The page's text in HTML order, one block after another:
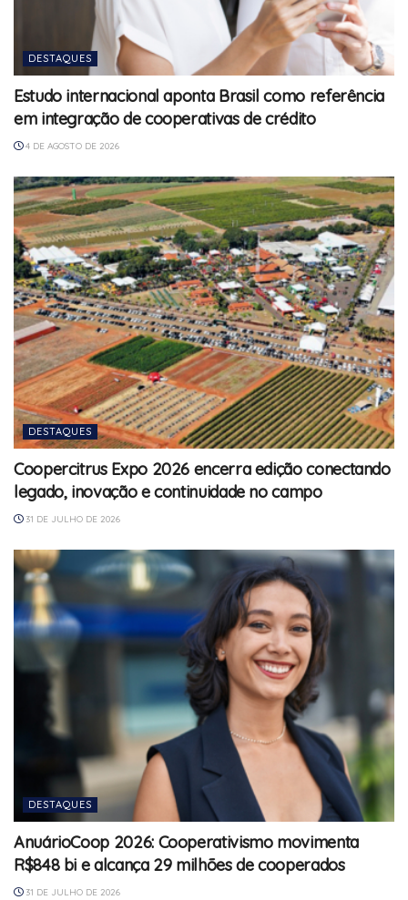
DESTAQUES
Estudo internacional aponta Brasil como referência
em integração de cooperativas de crédito
4 DE AGOSTO DE 2026
DESTAQUES
Coopercitrus Expo 2026 encerra edição conectando
legado, inovação e continuidade no campo
31 DE JULHO DE 2026
DESTAQUES
AnuárioCoop 2026: Cooperativismo movimenta
R$848 bi e alcança 29 milhões de cooperados
31 DE JULHO DE 2026